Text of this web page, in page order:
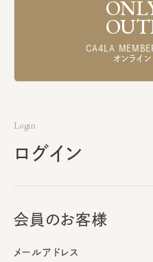
CA4LA
オンライン
Login
ログイン
会員のお客様
メールアドレス